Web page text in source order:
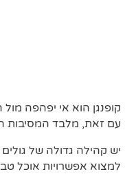
קופנגן הוא אי יפהפה
עם זאת, מלבד המסיבות
יש קהילה גדולה של
למצוא אפשרויות אוכל